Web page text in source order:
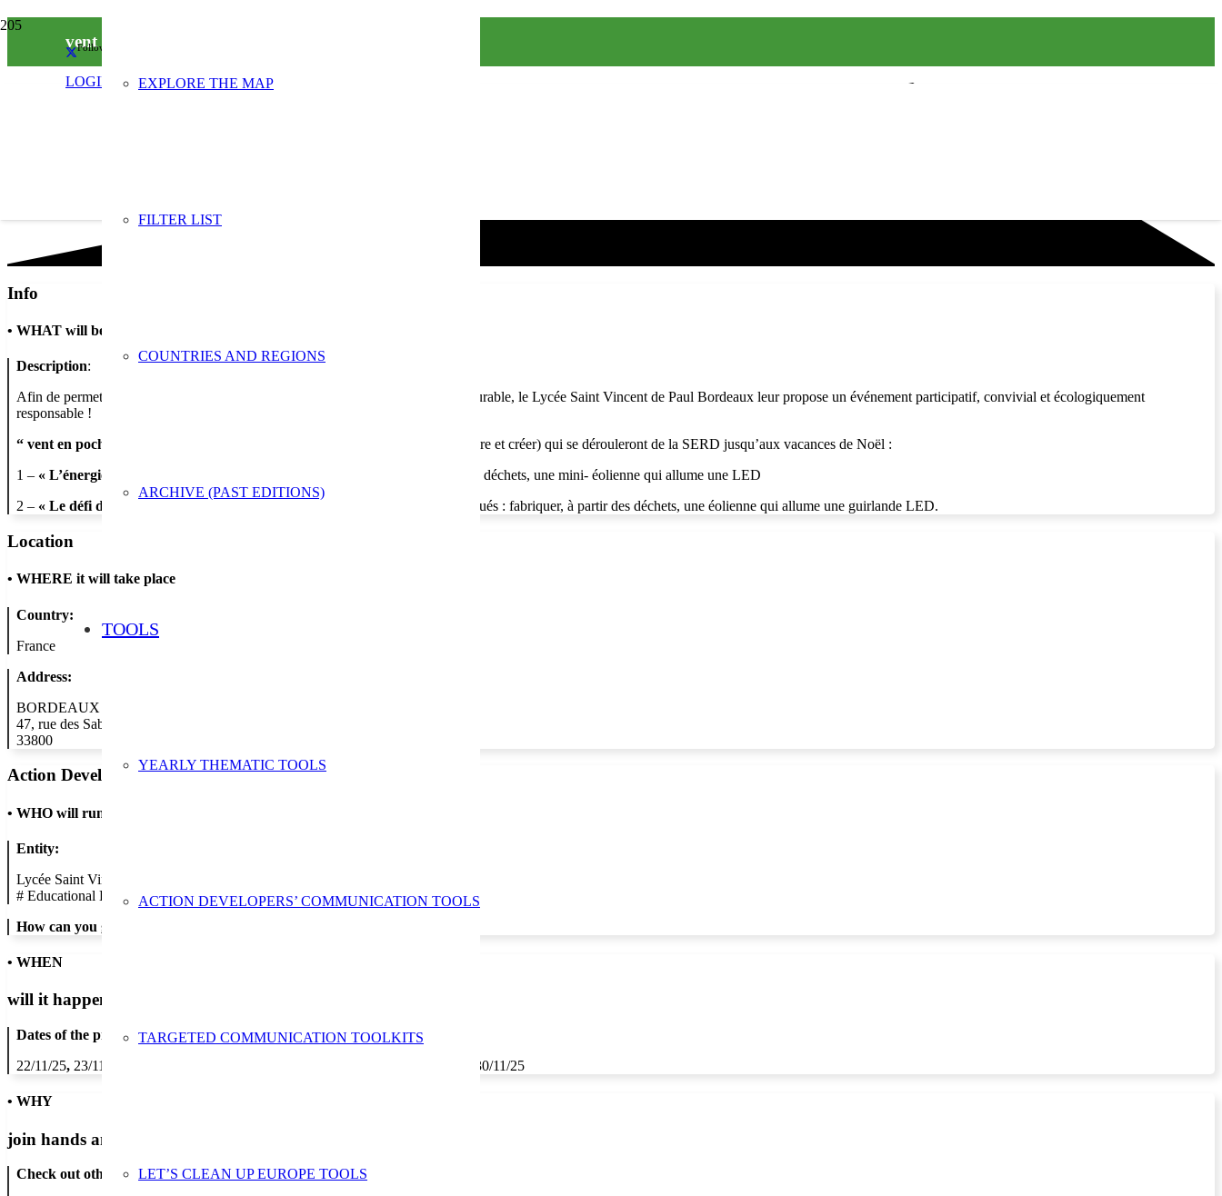
Follow us on social media
LOGIN EXPLORE THE MAP
FILTER LIST
COUNTRIES AND REGIONS
ARCHIVE (PAST EDITIONS)
TOOLS
YEARLY THEMATIC TOOLS
ACTION DEVELOPERS’ COMMUNICATION TOOLS
TARGETED COMMUNICATION TOOLKITS
LET’S CLEAN UP EUROPE TOOLS
vent en poche
Info
• WHAT will be done
Description:
Afin de permettre à nos élèves de comprendre et d’agir pour le développement durable, le Lycée Saint Vincent de Paul Bordeaux leur propose un événement participatif, convivial et écologiquement
responsable !
“ vent en poche »
se décline en 2 ateliers (pour expérimenter, récupérer, apprendre et créer) qui se dérouleront de la SERD jusqu’aux vacances de Noël :
1 – « L’énergie, c’est magique »
atelier 3e Prépa-Métiers : fabriquer, à partir des déchets, une mini- éolienne qui allume une LED
2 – « Le défi du sapin » : Qui parviendra à allumer le sapin ? » atelier éco-délégués : fabriquer, à partir des déchets, une éolienne qui allume une guirlande LED.
Location
• WHERE it will take place
Country:
France
Address:
BORDEAUX
47, rue des Sablières
33800
Action Developer
• WHO will run the show
Entity:
Lycée Saint Vincent de Paul
# Educational Establishment
How can you get in contact:
• WHEN
will it happen?
Dates of the proposed action:
22/11/25, 23/11/25 30/11/25
• WHY
join hands and minds to
Check out other actions that will cover these themes: